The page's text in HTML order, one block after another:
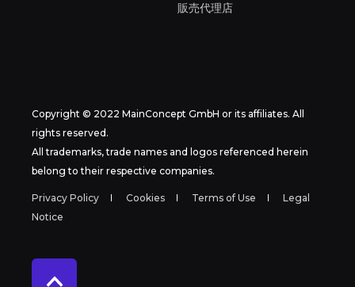
販売代理店
Copyright © 2022 MainConcept GmbH or its affiliates. All
rights reserved.
All trademarks, trade names and logos referenced herein
belong to their respective companies.
Privacy Policy Cookies Terms of Use
Legal
Notice